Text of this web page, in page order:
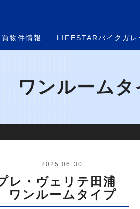
物件情報 LIFESTARバイクガレ
ンルームタ
2025.06.30
レ・ヴェリテ田浦
ワンルームタイプ